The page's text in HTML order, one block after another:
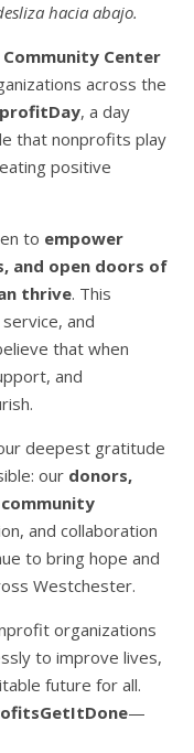
hacia abajo.
Center
across the
, a day
that nonprofits play
positive
to empower
and open doors of
thrive. This
and
that when
and
deepest gratitude
our donors,
and collaboration
to bring hope and
Westchester.
organizations
to improve lives,
future for all.
—